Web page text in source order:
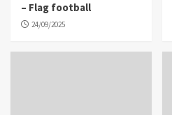
– Flag football
24/09/2025